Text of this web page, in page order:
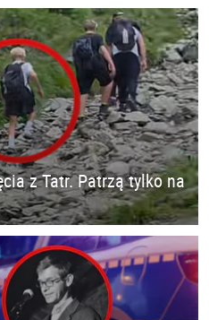
z Tatr. Patrzą tylko na